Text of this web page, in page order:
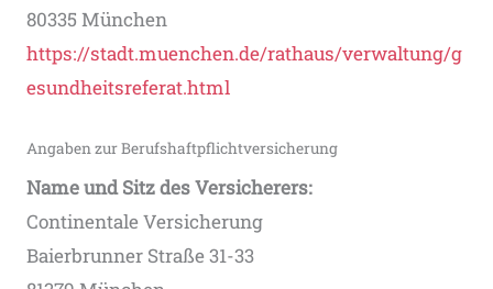
80335 München
https://stadt.muenchen.de/rathaus/verwaltung/g
esundheitsreferat.html
Angaben zur Berufs­haftpflicht­versicherung
Name und Sitz des Versicherers:
Continentale Versicherung
Baierbrunner Straße 31-33